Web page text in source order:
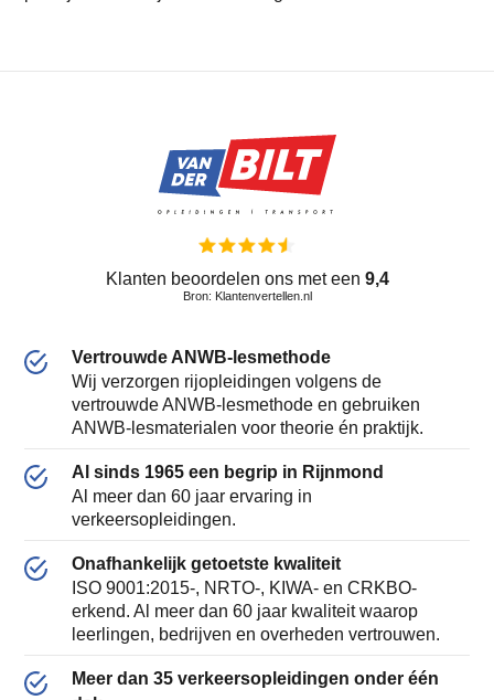
Klanten beoordelen ons met een 9,4
Bron: Klantenvertellen.nl
Vertrouwde ANWB-lesmethode
Wij verzorgen rijopleidingen volgens de
vertrouwde ANWB-lesmethode en gebruiken
ANWB-lesmaterialen voor theorie én praktijk.
Al sinds 1965 een begrip in Rijnmond
Al meer dan 60 jaar ervaring in
verkeersopleidingen.
Onafhankelijk getoetste kwaliteit
ISO 9001:2015-, NRTO-, KIWA- en CRKBO-
erkend. Al meer dan 60 jaar kwaliteit waarop
leerlingen, bedrijven en overheden vertrouwen.
Meer dan 35 verkeersopleidingen onder één